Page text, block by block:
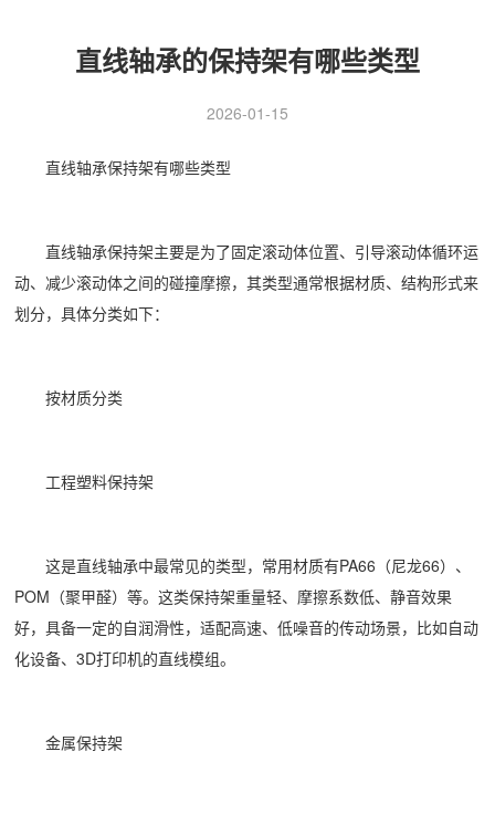
直线轴承的保持架有哪些类型
2026-01-15
直线轴承保持架有哪些类型
直线轴承保持架主要是为了固定滚动体位置、引导滚动体循环运
动、减少滚动体之间的碰撞摩擦，其类型通常根据材质、结构形式来
划分，具体分类如下：
按材质分类
工程塑料保持架
这是直线轴承中最常见的类型，常用材质有PA66（尼龙66）、
POM（聚甲醛）等。这类保持架重量轻、摩擦系数低、静音效果
好，具备一定的自润滑性，适配高速、低噪音的传动场景，比如自动
化设备、3D打印机的直线模组。
金属保持架